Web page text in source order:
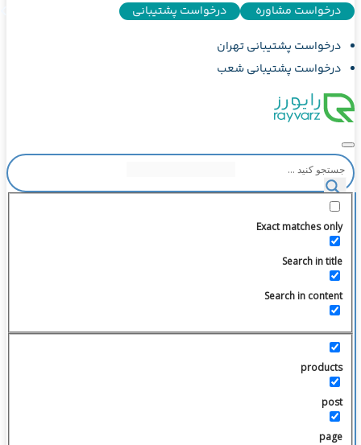
درخواست مشاوره
درخواست پشتیبانی
درخواست پشتیبانی تهران
درخواست پشتیبانی شعب
Exact matches only
Search in title
Search in content
products
post
page